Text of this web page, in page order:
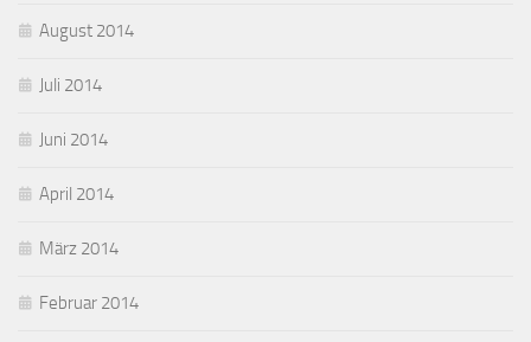
August 2014
Juli 2014
Juni 2014
April 2014
März 2014
Februar 2014